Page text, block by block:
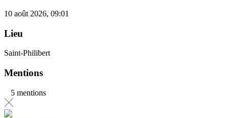
10 août 2026, 09:01
Lieu
Saint-Philibert
Mentions
5 mentions